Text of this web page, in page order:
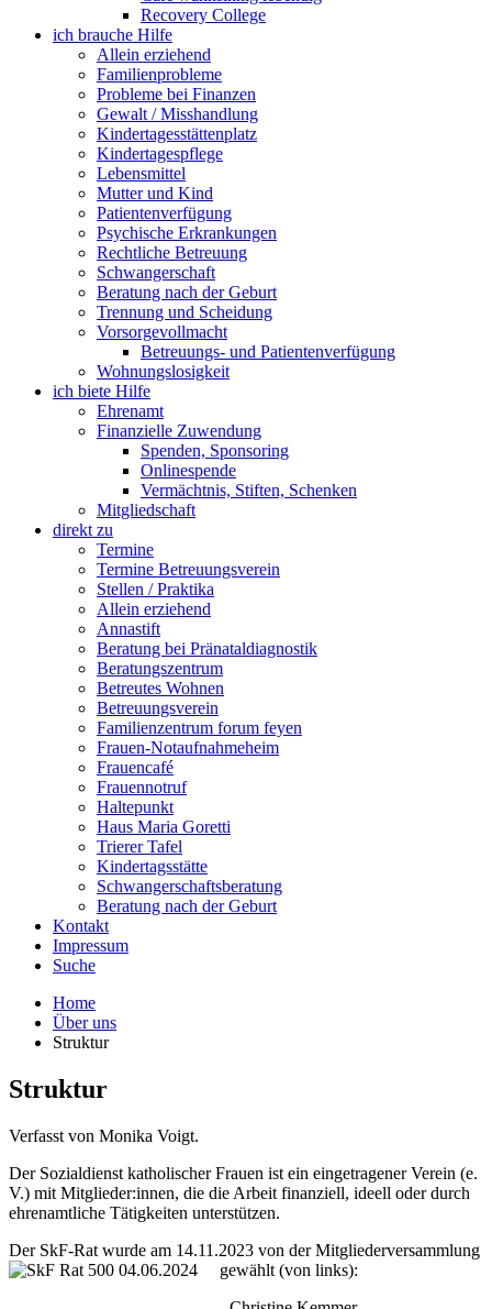
Recovery College
ich brauche Hilfe
Allein erziehend
Familienprobleme
Probleme bei Finanzen
Gewalt / Misshandlung
Kindertagesstättenplatz
Kindertagespflege
Lebensmittel
Mutter und Kind
Patientenverfügung
Psychische Erkrankungen
Rechtliche Betreuung
Schwangerschaft
Beratung nach der Geburt
Trennung und Scheidung
Vorsorgevollmacht
Betreuungs- und Patientenverfügung
Wohnungslosigkeit
ich biete Hilfe
Ehrenamt
Finanzielle Zuwendung
Spenden, Sponsoring
Onlinespende
Vermächtnis, Stiften, Schenken
Mitgliedschaft
direkt zu
Termine
Termine Betreuungsverein
Stellen / Praktika
Allein erziehend
Annastift
Beratung bei Pränataldiagnostik
Beratungszentrum
Betreutes Wohnen
Betreuungsverein
Familienzentrum forum feyen
Frauen-Notaufnahmeheim
Frauencafé
Frauennotruf
Haltepunkt
Haus Maria Goretti
Trierer Tafel
Kindertagsstätte
Schwangerschaftsberatung
Beratung nach der Geburt
Kontakt
Impressum
Suche
Home
Über uns
Struktur
Struktur
Verfasst von Monika Voigt.
Der Sozialdienst katholischer Frauen ist ein eingetragener Verein (e.
V.) mit Mitglieder:innen, die die Arbeit finanziell, ideell oder durch
ehrenamtliche Tätigkeiten unterstützen.
Der SkF-Rat wurde am 14.11.2023 von der Mitgliederversammlung
gewählt (von links):